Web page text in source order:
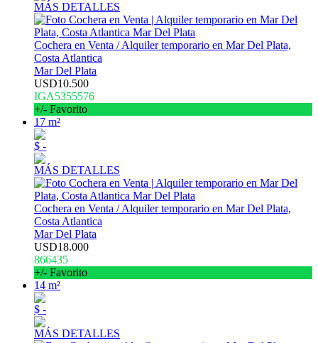
MÁS DETALLES
Cochera en Venta / Alquiler temporario en Mar Del Plata,
Costa Atlantica
Mar Del Plata
USD10.500
IGA5355576
+/- Favorito
17 m²
$ -
MÁS DETALLES
Cochera en Venta / Alquiler temporario en Mar Del Plata,
Costa Atlantica
Mar Del Plata
USD18.000
866435
+/- Favorito
14 m²
$ -
MÁS DETALLES